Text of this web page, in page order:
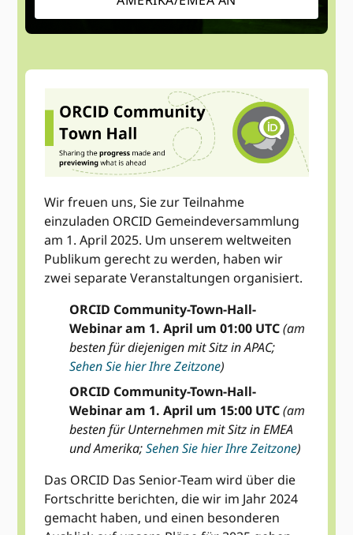
Wir freuen uns, Sie zur Teilnahme
einzuladen ORCID Gemeindeversammlung
am 1. April 2025. Um unserem weltweiten
Publikum gerecht zu werden, haben wir
zwei separate Veranstaltungen organisiert.
ORCID Community-Town-Hall-
Webinar am 1. April um 01:00 UTC (am
besten für diejenigen mit Sitz in APAC;
Sehen Sie hier Ihre Zeitzone)
ORCID Community-Town-Hall-
Webinar am 1. April um 15:00 UTC (am
besten für Unternehmen mit Sitz in EMEA
und Amerika; Sehen Sie hier Ihre Zeitzone)
Das ORCID Das Senior-Team wird über die
Fortschritte berichten, die wir im Jahr 2024
gemacht haben, und einen besonderen